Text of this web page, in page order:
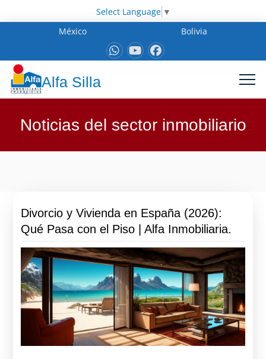
Select Language ▼
México
Bolivia
Alfa Silla
Noticias del sector inmobiliario
Divorcio y Vivienda en España (2026):
Qué Pasa con el Piso | Alfa Inmobiliaria.